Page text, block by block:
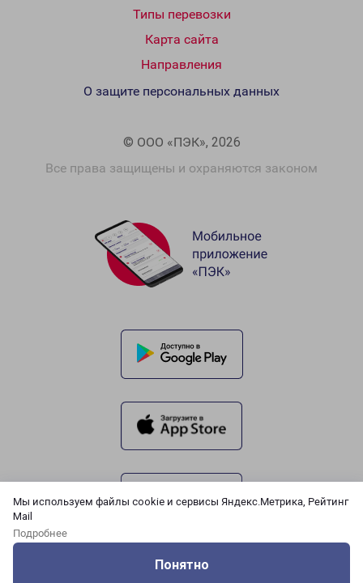
Мы используем файлы cookie и сервисы Яндекс.Метрика, Рейтинг
Mail
Подробнее
Понятно
Типы перевозки
Карта сайта
Направления
© ООО «ПЭК», 2026
Все права защищены и охраняются законом
О защите персональных данных